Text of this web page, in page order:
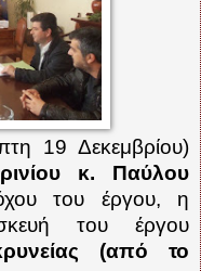
19 Δεκεμβρίου)
κ. Παύλου
του έργου, η
του έργου
(από το